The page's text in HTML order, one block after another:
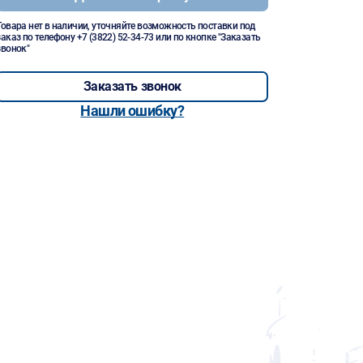
нет в наличии, уточняйте возможность поставки под
по телефону+7 (3822) 52-34-73 или по кнопке "Заказать
Заказать звонок
Нашли ошибку?